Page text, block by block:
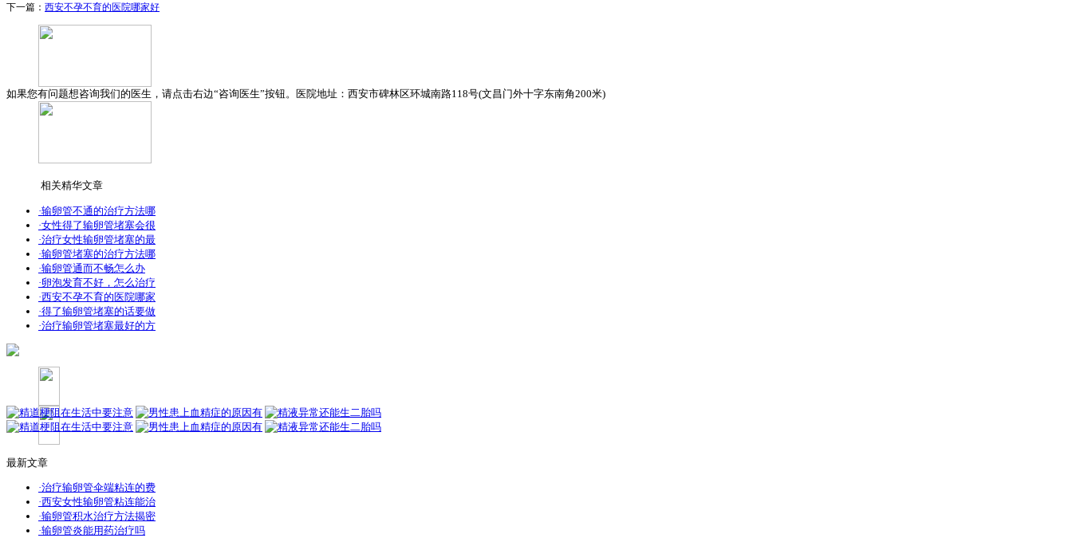
下一篇： 西安不孕不育的医院哪家好
如果您有问题想咨询我们的医生，请点击右边“咨询医生”按钮。医院地址：西安市碑林区环城南路118号(文昌门外十字东南角200米)
相关精华文章
·输卵管不通的治疗方法哪
·女性得了输卵管堵塞会很
·治疗女性输卵管堵塞的最
·输卵管堵塞的治疗方法哪
·输卵管通而不畅怎么办
·卵泡发育不好，怎么治疗
·西安不孕不育的医院哪家
·得了输卵管堵塞的话要做
·治疗输卵管堵塞最好的方
最新文章
·治疗输卵管伞端粘连的费
·西安女性输卵管粘连能治
·输卵管积水治疗方法揭密
·输卵管炎能用药治疗吗